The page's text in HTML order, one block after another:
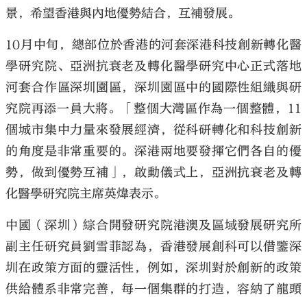
景，希望香港與內地優勢結合，互補發展。
10月中旬，總部位於香港的河套深港科技創新轉化醫
學研究院、亞洲抗衰老及轉化醫學研究中心正式落地
河套合作區深圳園區，深圳園區中的國際性組織與研
究院再添一員大將。「整個大灣區作為一個整體，11
個城市集中力量來發展經濟，從科研轉化和科技創新
的角度是非常重要的。深港兩地要發揮它們各自的優
勢，做到優勢互補」，啟動儀式上，亞洲抗衰老及轉
化醫學研究院主席英煒表示。
中國（深圳）綜合開發研究院港澳及區域發展研究所
副主任研究員劉雪菲認為，香港發展創科可以借鑒深
圳在政策方面的靈活性，例如，深圳對於創新的政策
供給體系非常完善，每一個集群的打造，容納了龍頭